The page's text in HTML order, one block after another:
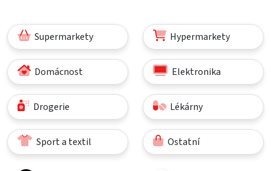
Supermarkety Hypermarkety
Domácnost Elektronika
Drogerie Lékárny
Sport a textil Ostatní